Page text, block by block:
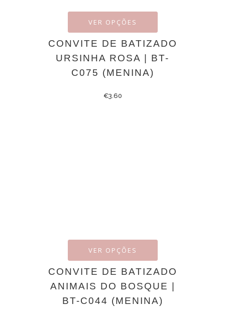
VER OPÇÕES
CONVITE DE BATIZADO
URSINHA ROSA | BT-
C075 (MENINA)
€3.60
VER OPÇÕES
CONVITE DE BATIZADO
ANIMAIS DO BOSQUE |
BT-C044 (MENINA)